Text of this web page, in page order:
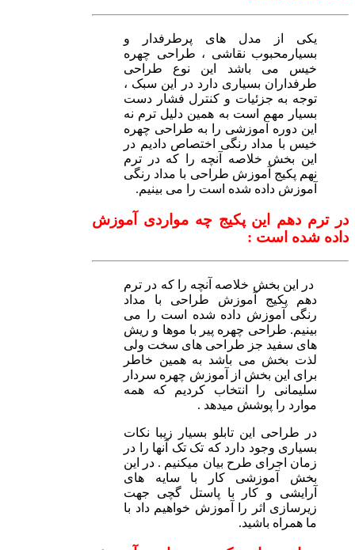
یکی از مدل های پرطرفدار و
بسیارمحبوب نقاشی ، طراحی چهره
خیس می باشد این نوع طراحی
طرفداران بسیاری دارد در این سبک ،
توجه به جزئیات و کنترل فشار دست
بسیار مهم است به همین دلیل ترم نه
این دوره آموزشی را به طراحی چهره
خیس با مداد رنگی اختصاص دادیم در
این بخش خلاصه آنچه را که در ترم
نهم پکیج آموزش طراحی با مداد رنگی
آموزش داده شده است را می بینیم.
در ترم دهم این پکیج چه مواردی آموزش
داده شده است :
در این بخش خلاصه آنچه را که در ترم
دهم پکیج آموزش طراحی با مداد
رنگی آموزش داده شده است را می
بینیم. طراحی چهره پیر با موها و ریش
های سفید جز طراحی های سخت ولی
لذت بخش می باشد به همین خاطر
برای این بخش از آموزش چهره سردار
سلیمانی را انتخاب کردیم که همه
موارد را پوشش میدهد .
در طراحی این تابلو بسیار زیبا نکات
بسیاری وجود دارد که تک تک آنها را در
زمان اجرای طرح بیان میکنیم . در این
بخش آموزشی کار با سایه های
آرایشی و کار با پاستل گچی جهت
زیرسازی اثر را آموزش خواهیم داد با
ما همراه باشید.